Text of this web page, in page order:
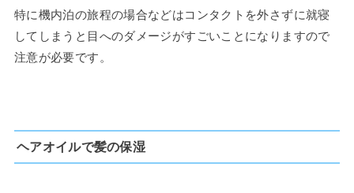
特に機内泊の旅程の場合などはコンタクトを外さずに就寝
してしまうと目へのダメージがすごいことになりますので
注意が必要です。
ヘアオイルで髪の保湿